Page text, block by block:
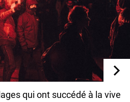
qui ont succédé à la vive